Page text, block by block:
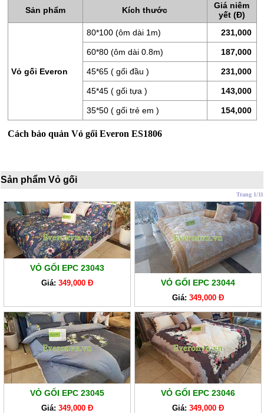
ĐỆM
BÔNG
LÒ
GỐI
CAO
CẤP
ARTEMIS
SẢN
PHẨM
CHĂN
GA
EVERONLITE
SẢN
PHẨM
HÀNG
Sản phẩm Kích thước
Giá niêm
yết (Đ)
Vỏ gối Everon
80*100 (ôm dài 1m) 231,000
60*80 (ôm dài 0.8m) 187,000
45*65 ( gối đầu ) 231,000
45*45 ( gối tựa ) 143,000
35*50 ( gối trẻ em ) 154,000
Cách bảo quản Vỏ gối Everon ES1806
Sản phẩm Vỏ gối
Trang 1/11
VỎ GỐI EPC 23043
Giá: 349,000 Đ VỎ GỐI EPC 23044
Giá: 349,000 Đ
VỎ GỐI EPC 23045
Giá: 349,000 Đ
VỎ GỐI EPC 23046
Giá: 349,000 Đ